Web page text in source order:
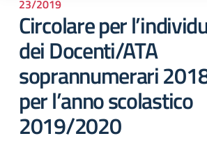
23/2019
Circolare per
dei Docenti/ATA
soprannumerari
per l’anno scolastico
2019/2020